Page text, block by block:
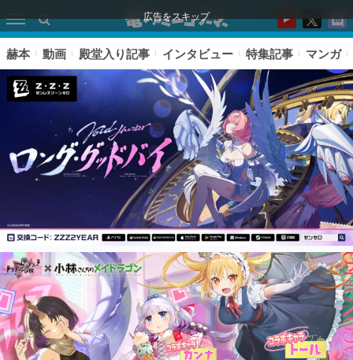
広告をスキップ
ピックアップ
電ファミのいま読まれている記事ランキング
アプリセール情報
赫本 動画 殿堂入り記事 インタビュー 特集記事 マンガ